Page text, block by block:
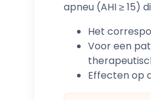
apneu (AHI ≥ 15)
Het
Voor een
Effecten op